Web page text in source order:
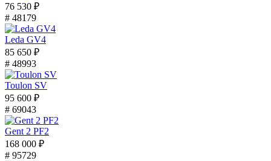
76 530 ₽
# 48179
Leda GV4
85 650 ₽
# 48993
Toulon SV
95 600 ₽
# 69043
Gent 2 PF2
168 000 ₽
# 95729